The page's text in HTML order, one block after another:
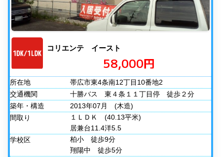
コリエンテ イースト
58,000円
所在地
帯広市東4条南12丁目10番地2
交通機関
十勝バス 東４条１１丁目停 徒歩２分
築年・構造
2013年07月
(木造)
間取り
１ＬＤＫ
(40.13平米)
居兼台11.4洋5.5
学校区
柏小 徒歩9分
翔陽中 徒歩5分